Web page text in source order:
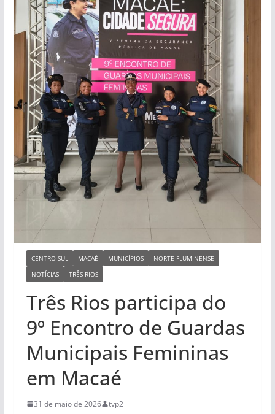
CENTRO SUL MACAÉ MUNICÍPIOS
NORTE FLUMINENSE
NOTÍCIAS
TRÊS RIOS
Três Rios participa do
9º Encontro de Guardas
Municipais Femininas
em Macaé
31 de maio de 2026 tvp2